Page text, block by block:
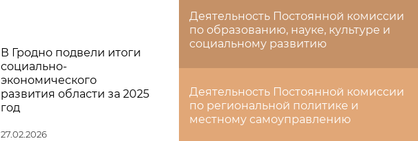
В Гродно подвели итоги
социально-
экономического
развития области за 2025
год
27.02.2026
Деятельность Постоянной комиссии
по образованию, науке, культуре и
социальному развитию
Деятельность Постоянной комиссии
по региональной политике и
местному самоуправлению